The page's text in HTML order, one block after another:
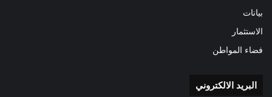
بيانات
الاستثمار
فضاء المواطن
البريد الالكتروني